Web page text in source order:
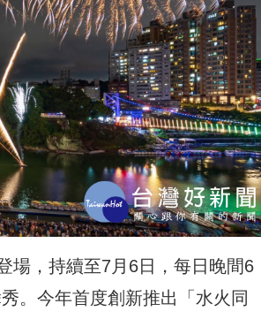
場，持續至7月6日，每日晚間6
。今年首度創新推出「水火同